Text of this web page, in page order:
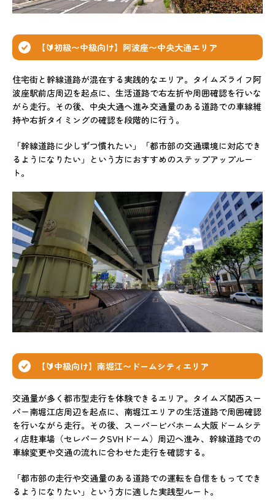
【🔰初級〜中級向け】阿波座〜中央大通エリア
住宅街と幹線道路が混在する実践的なエリア。タイムズライフ阿
波座駅前店周辺を起点に、生活道路で右左折や周囲確認を行いな
がら走行。その後、中央大通へ進み交通量のある道路での車線維
持や右折タイミングの確認を段階的に行う。
「幹線道路に少しずつ慣れたい」「都市部の交通環境に対応でき
るようになりたい」という方におすすめのステップアップルー
ト。
【🔰中級向け】南堀江〜ドームシティエリア
交通量が多く都市型走行を体験できるエリア。タイムズ関西スー
パー南堀江店周辺を起点に、南堀江エリアの生活道路で周囲確認
を行いながら走行。その後、スーパービバホーム大阪ドームシテ
ィ店駐車場（セレパークSVHドーム）周辺へ進み、幹線道路での
車線変更や交通の流れに合わせた走行を確認する。
「都市部の走行や交通量のある道路での運転を自信をもってでき
るようになりたい」という方に適した実践型ルート。